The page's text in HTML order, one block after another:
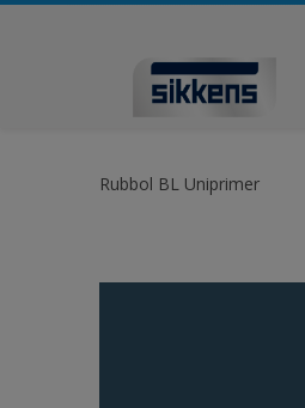
Rubbol BL Uniprimer